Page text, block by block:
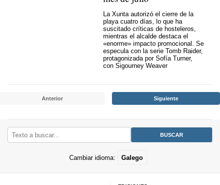
La Xunta autorizó el cierre de la
playa cuatro días, lo que ha
suscitado críticas de hosteleros,
mientras el alcalde destaca el
«enorme» impacto promocional. Se
especula con la serie Tomb Raider,
protagonizada por Sofía Turner,
con Sigourney Weaver
Anterior Siguiente
Cambiar idioma: Galego